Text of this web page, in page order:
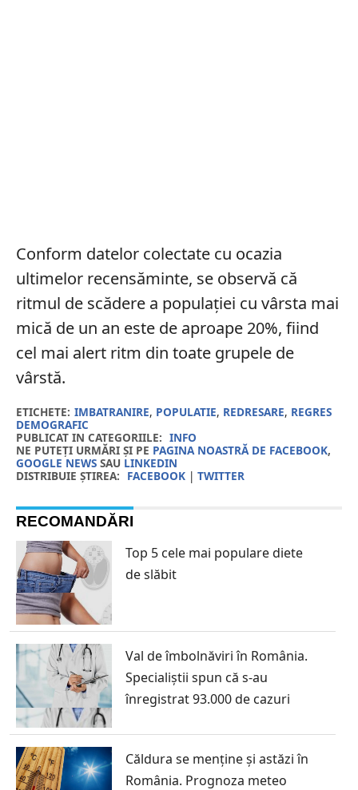
Conform datelor colectate cu ocazia
ultimelor recensăminte, se observă că
ritmul de scădere a populației cu vârsta mai
mică de un an este de aproape 20%, fiind
cel mai alert ritm din toate grupele de
vârstă.
ETICHETE: IMBATRANIRE, POPULATIE, REDRESARE, REGRES
DEMOGRAFIC
PUBLICAT IN CATEGORIILE: INFO
NE PUTEȚI URMĂRI ȘI PE PAGINA NOASTRĂ DE FACEBOOK,
GOOGLE NEWSSAU LINKEDIN
DISTRIBUIE ȘTIREA: FACEBOOK| TWITTER
RECOMANDĂRI
Top 5 cele mai populare diete
de slăbit
Val de îmbolnăviri în România.
Specialiștii spun că s-au
înregistrat 93.000 de cazuri
Căldura se menține și astăzi în
România. Prognoza meteo